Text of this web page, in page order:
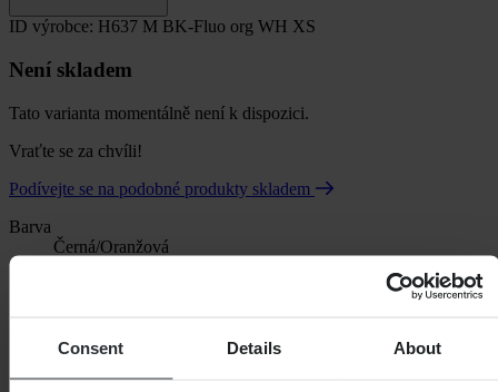
Consent Details About
ID výrobce: H637 M BK-Fluo org WH XS
Není skladem
Tato varianta momentálně není k dispozici.
Vraťte se za chvíli!
Podívejte se na podobné produkty skladem
Barva
Černá/Oranžová